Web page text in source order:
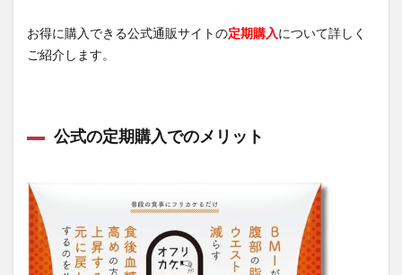
お得に購入できる公式通販サイトの定期購入について詳しく
ご紹介します。
公式の定期購入でのメリット